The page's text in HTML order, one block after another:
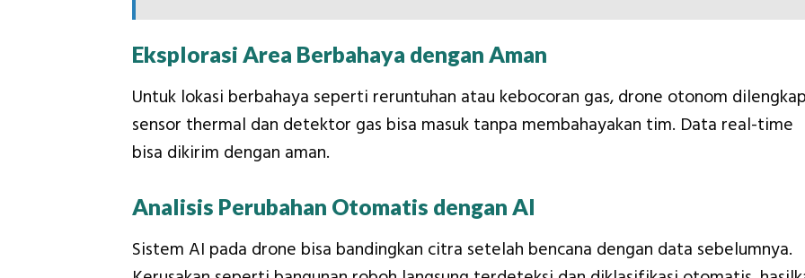
Eksplorasi Area Berbahaya dengan Aman
Untuk lokasi berbahaya seperti reruntuhan atau kebocoran gas, drone otonom
sensor thermal dan detektor gas bisa masuk tanpa membahayakan tim. Data real-time
bisa dikirim dengan aman.
Analisis Perubahan Otomatis dengan AI
Sistem AI pada drone bisa bandingkan citra setelah bencana dengan data sebelumnya.